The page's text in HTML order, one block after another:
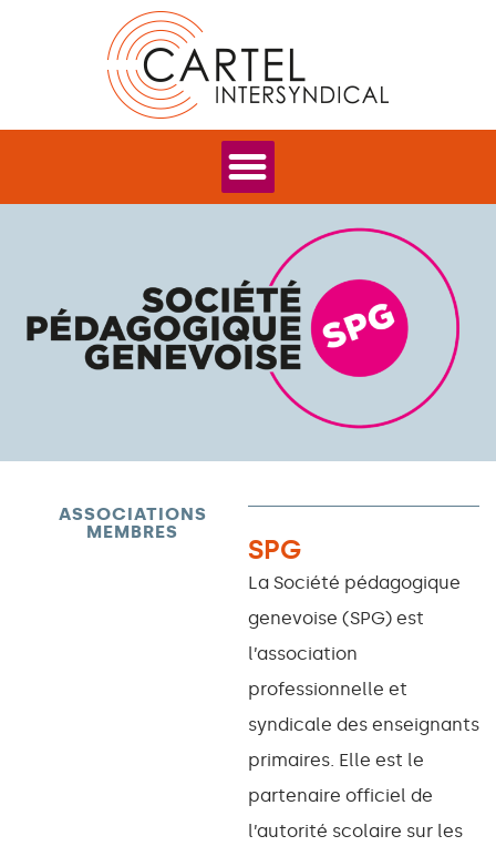
ASSOCIATIONS
MEMBRES
SPG
La Société pédagogique
genevoise (SPG) est
l’association
professionnelle et
syndicale des enseignants
primaires. Elle est le
partenaire officiel de
l’autorité scolaire sur les